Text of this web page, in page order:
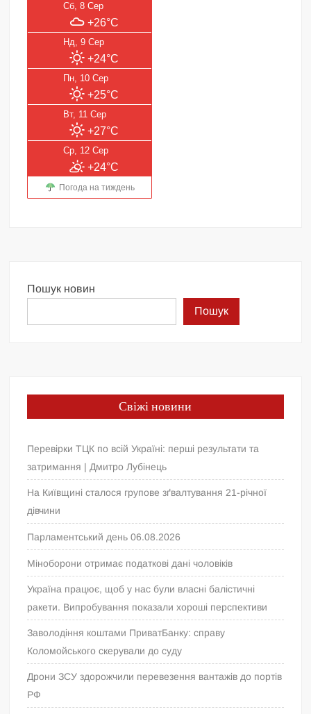
Сб, 8 Сер
+26°C
Нд, 9 Сер
+24°C
Пн, 10 Сер
+25°C
Вт, 11 Сер
+27°C
Ср, 12 Сер
+24°C
Погода на тиждень
Пошук новин
Пошук
Свіжі новини
Перевірки ТЦК по всій Україні: перші результати та
затримання | Дмитро Лубінець
На Київщині сталося групове зґвалтування 21-річної
дівчини
Парламентський день 06.08.2026
Міноборони отримає податкові дані чоловіків
Україна працює, щоб у нас були власні балістичні
ракети. Випробування показали хороші перспективи
Заволодіння коштами ПриватБанку: справу
Коломойського скерували до суду
Дрони ЗСУ здорожчили перевезення вантажів до портів
РФ